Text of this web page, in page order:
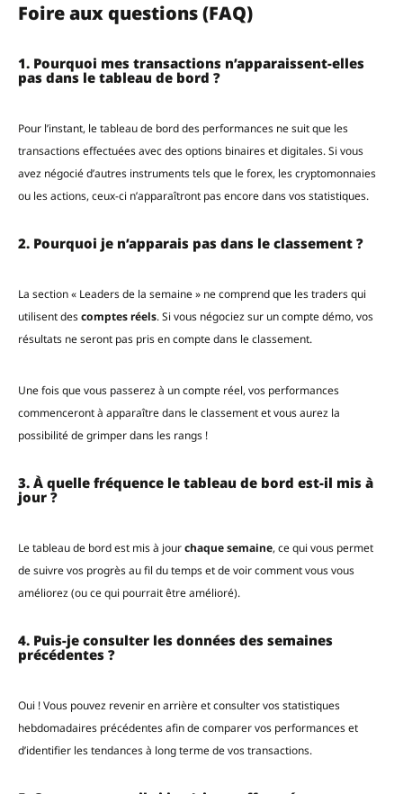
Foire aux questions (FAQ)
1. Pourquoi mes transactions n’apparaissent-elles
pas dans le tableau de bord ?
Pour l’instant, le tableau de bord des performances ne suit que les
transactions effectuées avec des options binaires et digitales. Si vous
avez négocié d’autres instruments tels que le forex, les cryptomonnaies
ou les actions, ceux-ci n’apparaîtront pas encore dans vos statistiques.
2. Pourquoi je n’apparais pas dans le classement ?
La section « Leaders de la semaine » ne comprend que les traders qui
utilisent descomptes réels. Si vous négociez sur un compte démo, vos
résultats ne seront pas pris en compte dans le classement.
Une fois que vous passerez à un compte réel, vos performances
commenceront à apparaître dans le classement et vous aurez la
possibilité de grimper dans les rangs !
3. À quelle fréquence le tableau de bord est-il mis à
jour ?
Le tableau de bord est mis à jourchaque semaine, ce qui vous permet
de suivre vos progrès au fil du temps et de voir comment vous vous
améliorez (ou ce qui pourrait être amélioré).
4. Puis-je consulter les données des semaines
précédentes ?
Oui ! Vous pouvez revenir en arrière et consulter vos statistiques
hebdomadaires précédentes afin de comparer vos performances et
d’identifier les tendances à long terme de vos transactions.